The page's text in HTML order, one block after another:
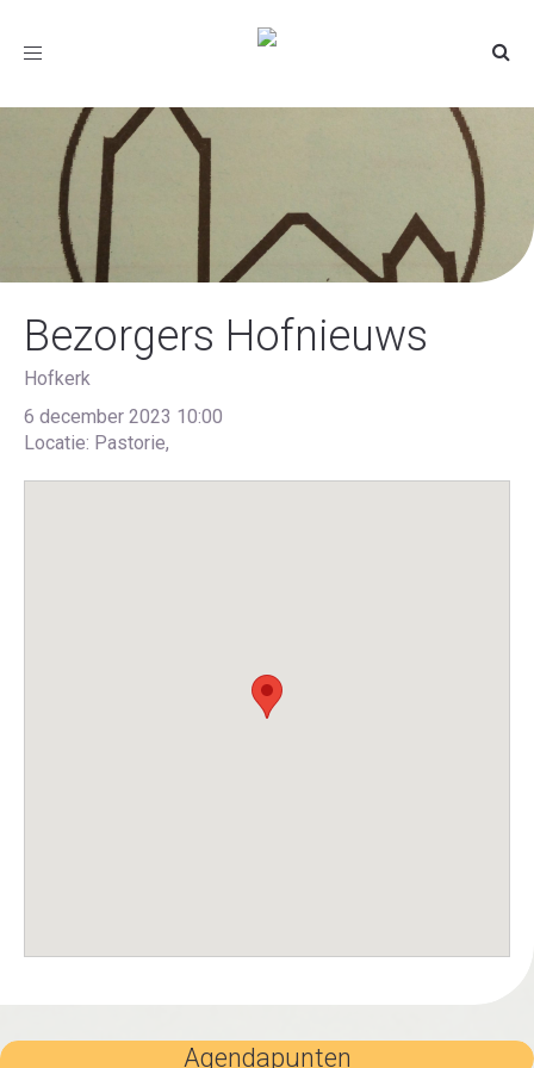
Toggle
Bezorgers Hofnieuws
Hofkerk
6 december 2023 10:00
Locatie: Pastorie,
Agendapunten